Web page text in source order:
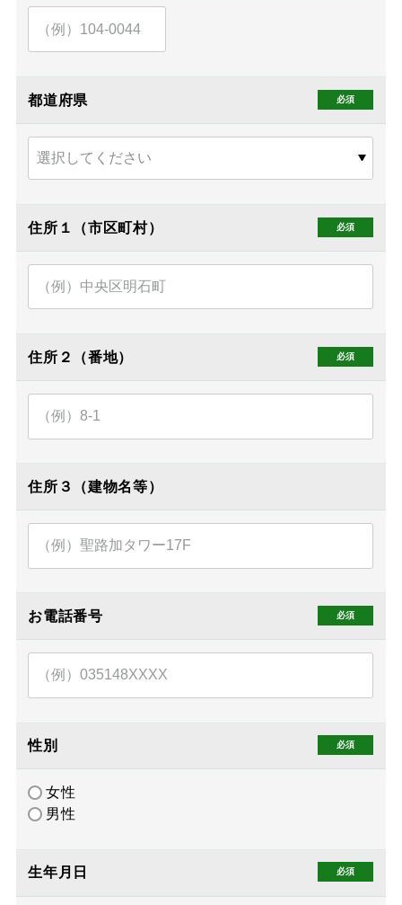
都道府県
住所１（市区町村）
住所２（番地）
住所３（建物名等）
お電話番号
性別
女性
男性
生年月日